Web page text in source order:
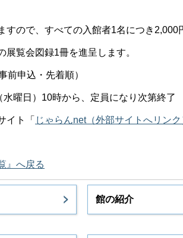
すので、すべての入館者1名につき2,000
展覧会図録1冊を進呈します。
前申込・先着順）
曜日）10時から、定員になり次第終了
イト「 じゃらんnet（外部サイトへリンク
』へ戻る
館の紹介